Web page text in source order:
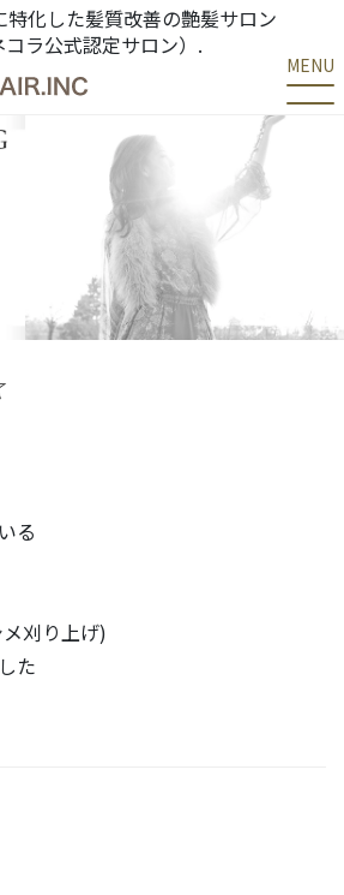
特化した髪質改善の艶髪サロン
コラ公式認定サロン）.
MENU
る
刈り上げ)
た